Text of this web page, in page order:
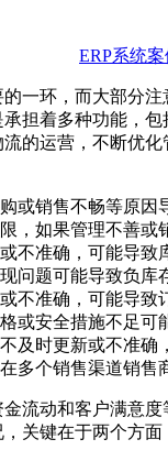
ERP系统案
一环，而大部分
担着多种功能，
的运营，不断优
或销售不畅等原因
，如果管理不善或
不准确，可能导致
问题可能导致负库
不准确，可能导致
或安全措施不足可
及时更新或不准确
多个销售渠道销售
流动和客户满意
关键在于两个方